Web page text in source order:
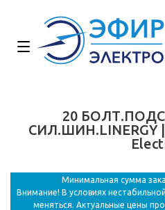
20
СИЛ.ШИН.LINERGY |
Минимальная сумма
Внимание! В условиях
меняться. Актуальные цены